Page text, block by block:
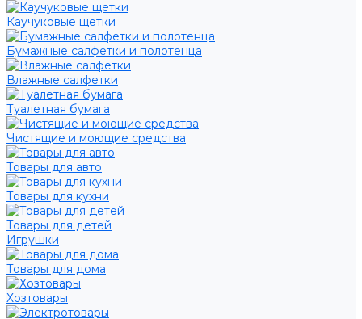
Каучуковые щетки
Бумажные салфетки и полотенца
Влажные салфетки
Туалетная бумага
Чистящие и моющие средства
Товары для авто
Товары для кухни
Товары для детей
Игрушки
Товары для дома
Хозтовары